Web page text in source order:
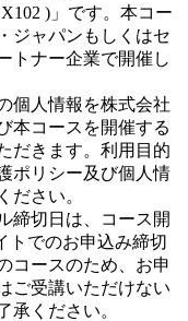
)」です。本コー
ジャパンもしくはセ
トナー企業で開催し
個人情報を株式会社
本コースを開催する
だきます。利用目的
ポリシー及び個人情
ださい。
締切日は、コース開
トでのお申込み締切
コースのため、お申
ご受講いただけない
承ください。